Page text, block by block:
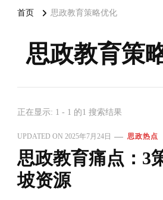
首页 思政教育策略优化
思政教育策
正在显示: 1 - 1 的1 搜索结果
UPDATED ON 2025年7月24日 思政热点
思政教育痛点：3
坡资源